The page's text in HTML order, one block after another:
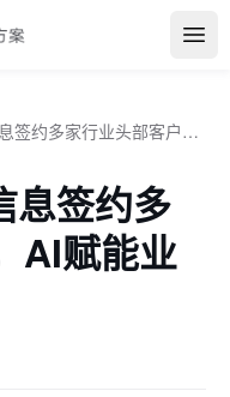
签约喜讯 | 合合信息签约多家行业头部客户，AI赋能业务数智化
息签约多
AI赋能业